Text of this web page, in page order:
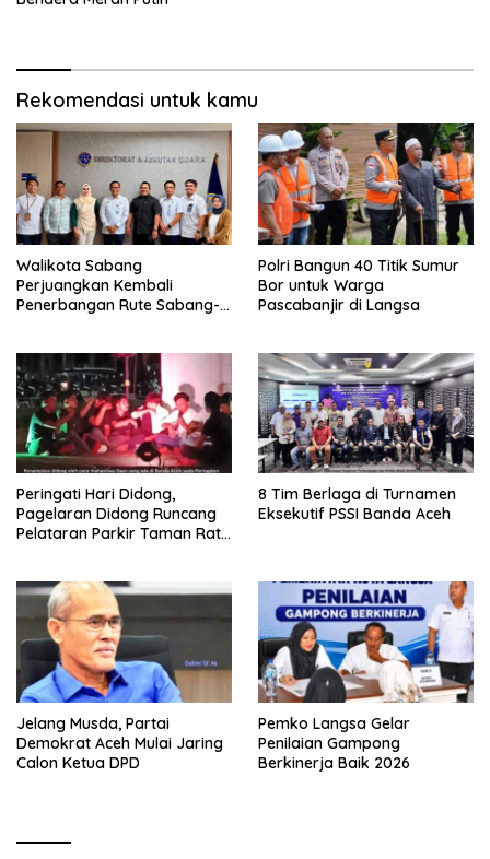
Rekomendasi untuk kamu
Walikota Sabang
Perjuangkan Kembali
Penerbangan Rute Sabang-
Polri Bangun 40 Titik Sumur
Bor untuk Warga
Pascabanjir di Langsa
Peringati Hari Didong,
Pagelaran Didong Runcang
Pelataran Parkir Taman Ratu
8 Tim Berlaga di Turnamen
Eksekutif PSSI Banda Aceh
Jelang Musda, Partai
Demokrat Aceh Mulai Jaring
Calon Ketua DPD
Pemko Langsa Gelar
Penilaian Gampong
Berkinerja Baik 2026